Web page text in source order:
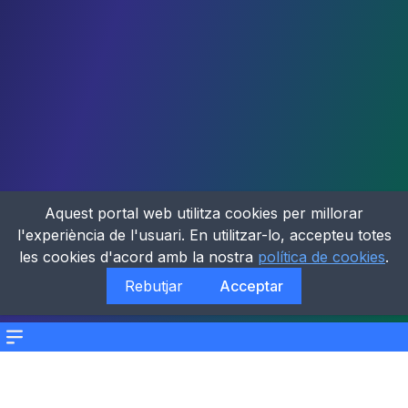
Menu
Aquest portal web utilitza cookies per millorar
l'experiència de l'usuari. En utilitzar-lo, accepteu totes
les cookies d'acord amb la nostra política de cookies.
Rebutjar
Acceptar